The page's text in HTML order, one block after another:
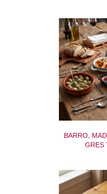
BARRO,
GRES